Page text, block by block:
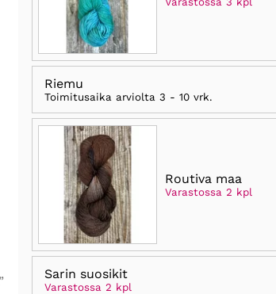
Riemu
Toimitusaika arviolta 3 - 10 vrk.
Routiva maa
Varastossa 2 kpl
Sarin suosikit
Varastossa 2 kpl